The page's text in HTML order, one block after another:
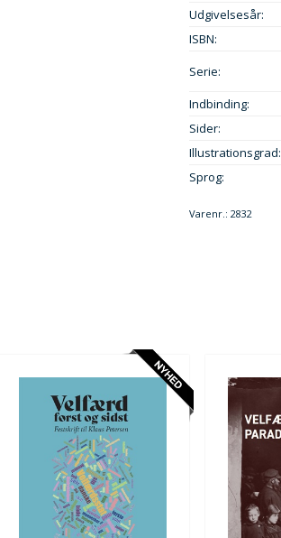
Udgivelsesår:
ISBN:
Serie:
Indbinding:
Sider:
Illustrationsgrad:
Sprog:
Varenr.:2832